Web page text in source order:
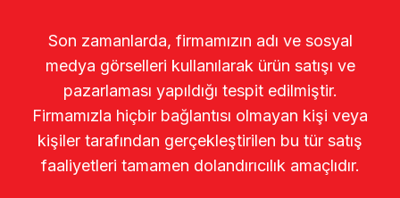
Son zamanlarda, firmamızın adı ve sosyal
medya görselleri kullanılarak ürün satışı ve
pazarlaması yapıldığı tespit edilmiştir.
Firmamızla hiçbir bağlantısı olmayan kişi veya
kişiler tarafından gerçekleştirilen bu tür satış
faaliyetleri tamamen dolandırıcılık amaçlıdır.